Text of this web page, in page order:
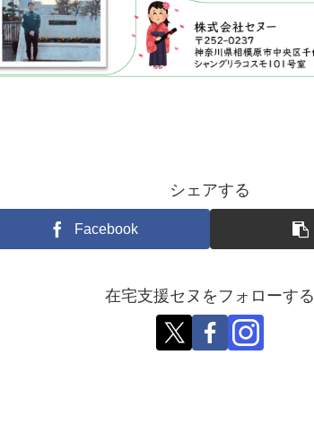
シェアする
Facebook
在宅支援セヌをフォローする